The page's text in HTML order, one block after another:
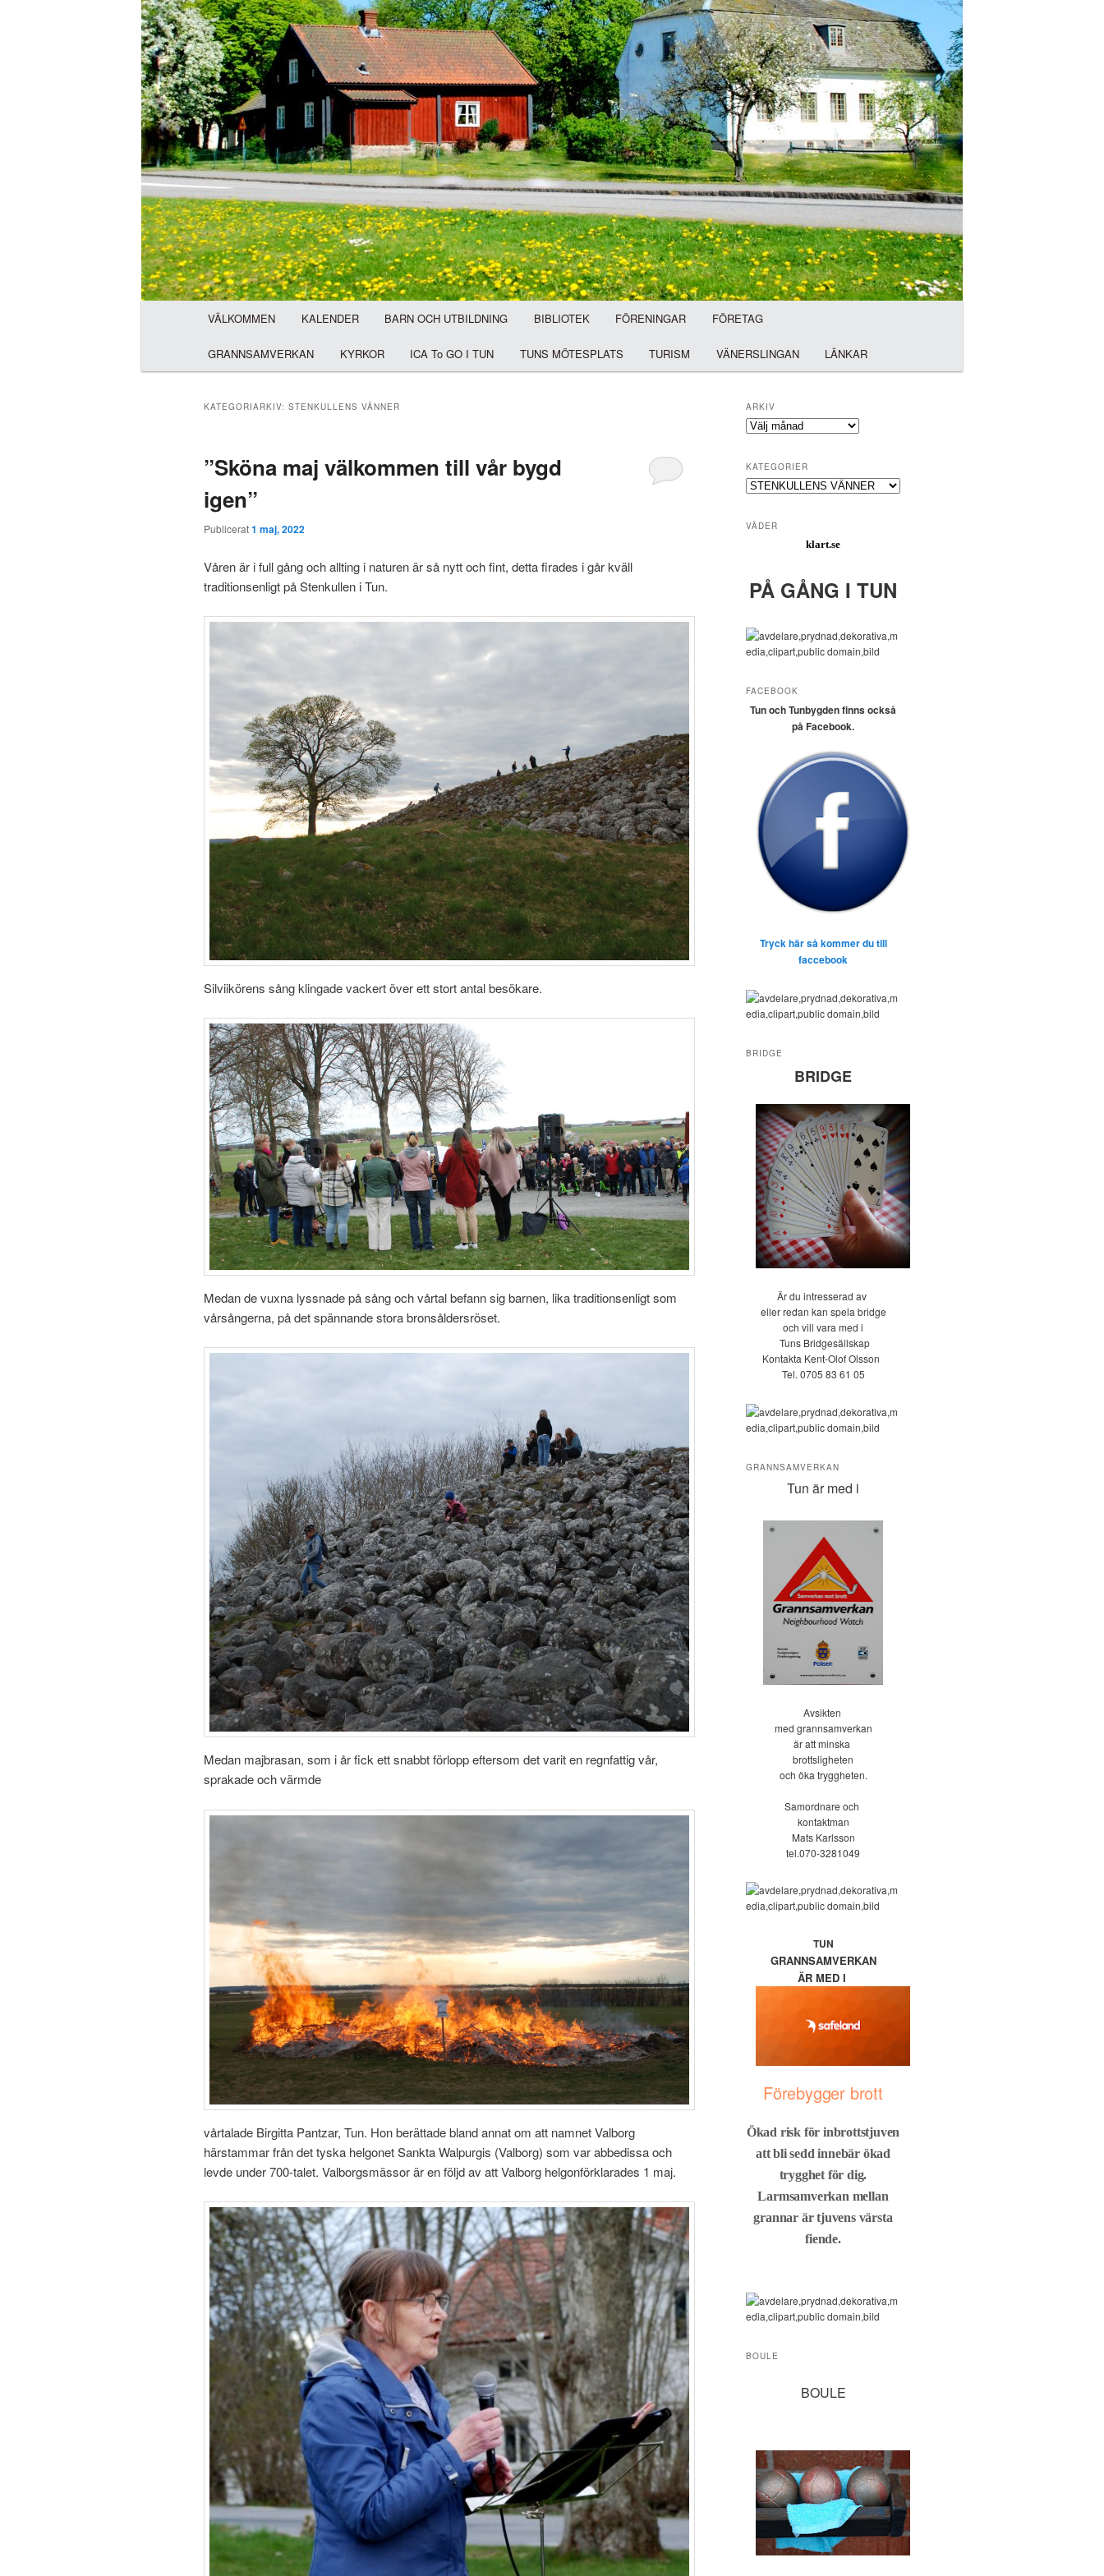
u
VÄLKOMMEN KALENDER BARN OCH UTBILDNING BIBLIOTEK FÖRENINGAR FÖRETAG
GRANNSAMVERKAN KYRKOR ICA To GO I TUN TUNS MÖTESPLATS TURISM VÄNERSLINGAN LÄNKAR
KATEGORIARKIV: STENKULLENS VÄNNER
”Sköna maj välkommen till vår bygd
igen”
Publicerat1 maj, 2022
Våren är i full gång och allting i naturen är så nytt och fint, detta firades i går kväll
traditionsenligt på Stenkullen i Tun.
Silviikörens sång klingade vackert över ett stort antal besökare.
Medan de vuxna lyssnade på sång och vårtal befann sig barnen, lika traditionsenligt som
vårsångerna, på det spännande stora bronsåldersröset.
Medan majbrasan, som i år fick ett snabbt förlopp eftersom det varit en regnfattig vår,
sprakade och värmde
vårtalade Birgitta Pantzar, Tun. Hon berättade bland annat om att namnet Valborg
härstammar från det tyska helgonet Sankta Walpurgis (Valborg) som var abbedissa och
levde under 700-talet. Valborgsmässor är en följd av att Valborg helgonförklarades 1 maj.
ARKIV
Arkiv
KATEGORIER
Kategorier
VÄDER
klart.se
PÅ GÅNG I TUN
FACEBOOK
Tun och Tunbygden finns också
på Facebook.
Tryck här så kommer du till
faccebook
BRIDGE
BRIDGE
Är du intresserad av
eller redan kan spela bridge
och vill vara med i
Tuns Bridgesällskap
Kontakta Kent-Olof Olsson
Tel. 0705 83 61 05
GRANNSAMVERKAN
Tun är med i
Avsikten
med grannsamverkan
är att minska
brottsligheten
och öka tryggheten.
Samordnare och
kontaktman
Mats Karlsson
tel.070-3281049
TUN
GRANNSAMVERKAN
ÄR MED I
Förebygger brott
Ökad risk för inbrottstjuven
att bli sedd innebär ökad
trygghet för dig.
Larmsamverkan mellan
grannar är tjuvens värsta
fiende.
BOULE
BOULE